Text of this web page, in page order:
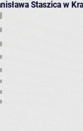
Staszica w